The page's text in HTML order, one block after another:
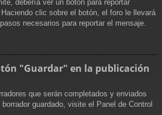
debería ver un botón para reportar
clic sobre el botón, el foro le llevará
necesarios para reportar el mensaje.
"Guardar" en la publicación
que serán completados y enviados
guardado, visite el Panel de Control